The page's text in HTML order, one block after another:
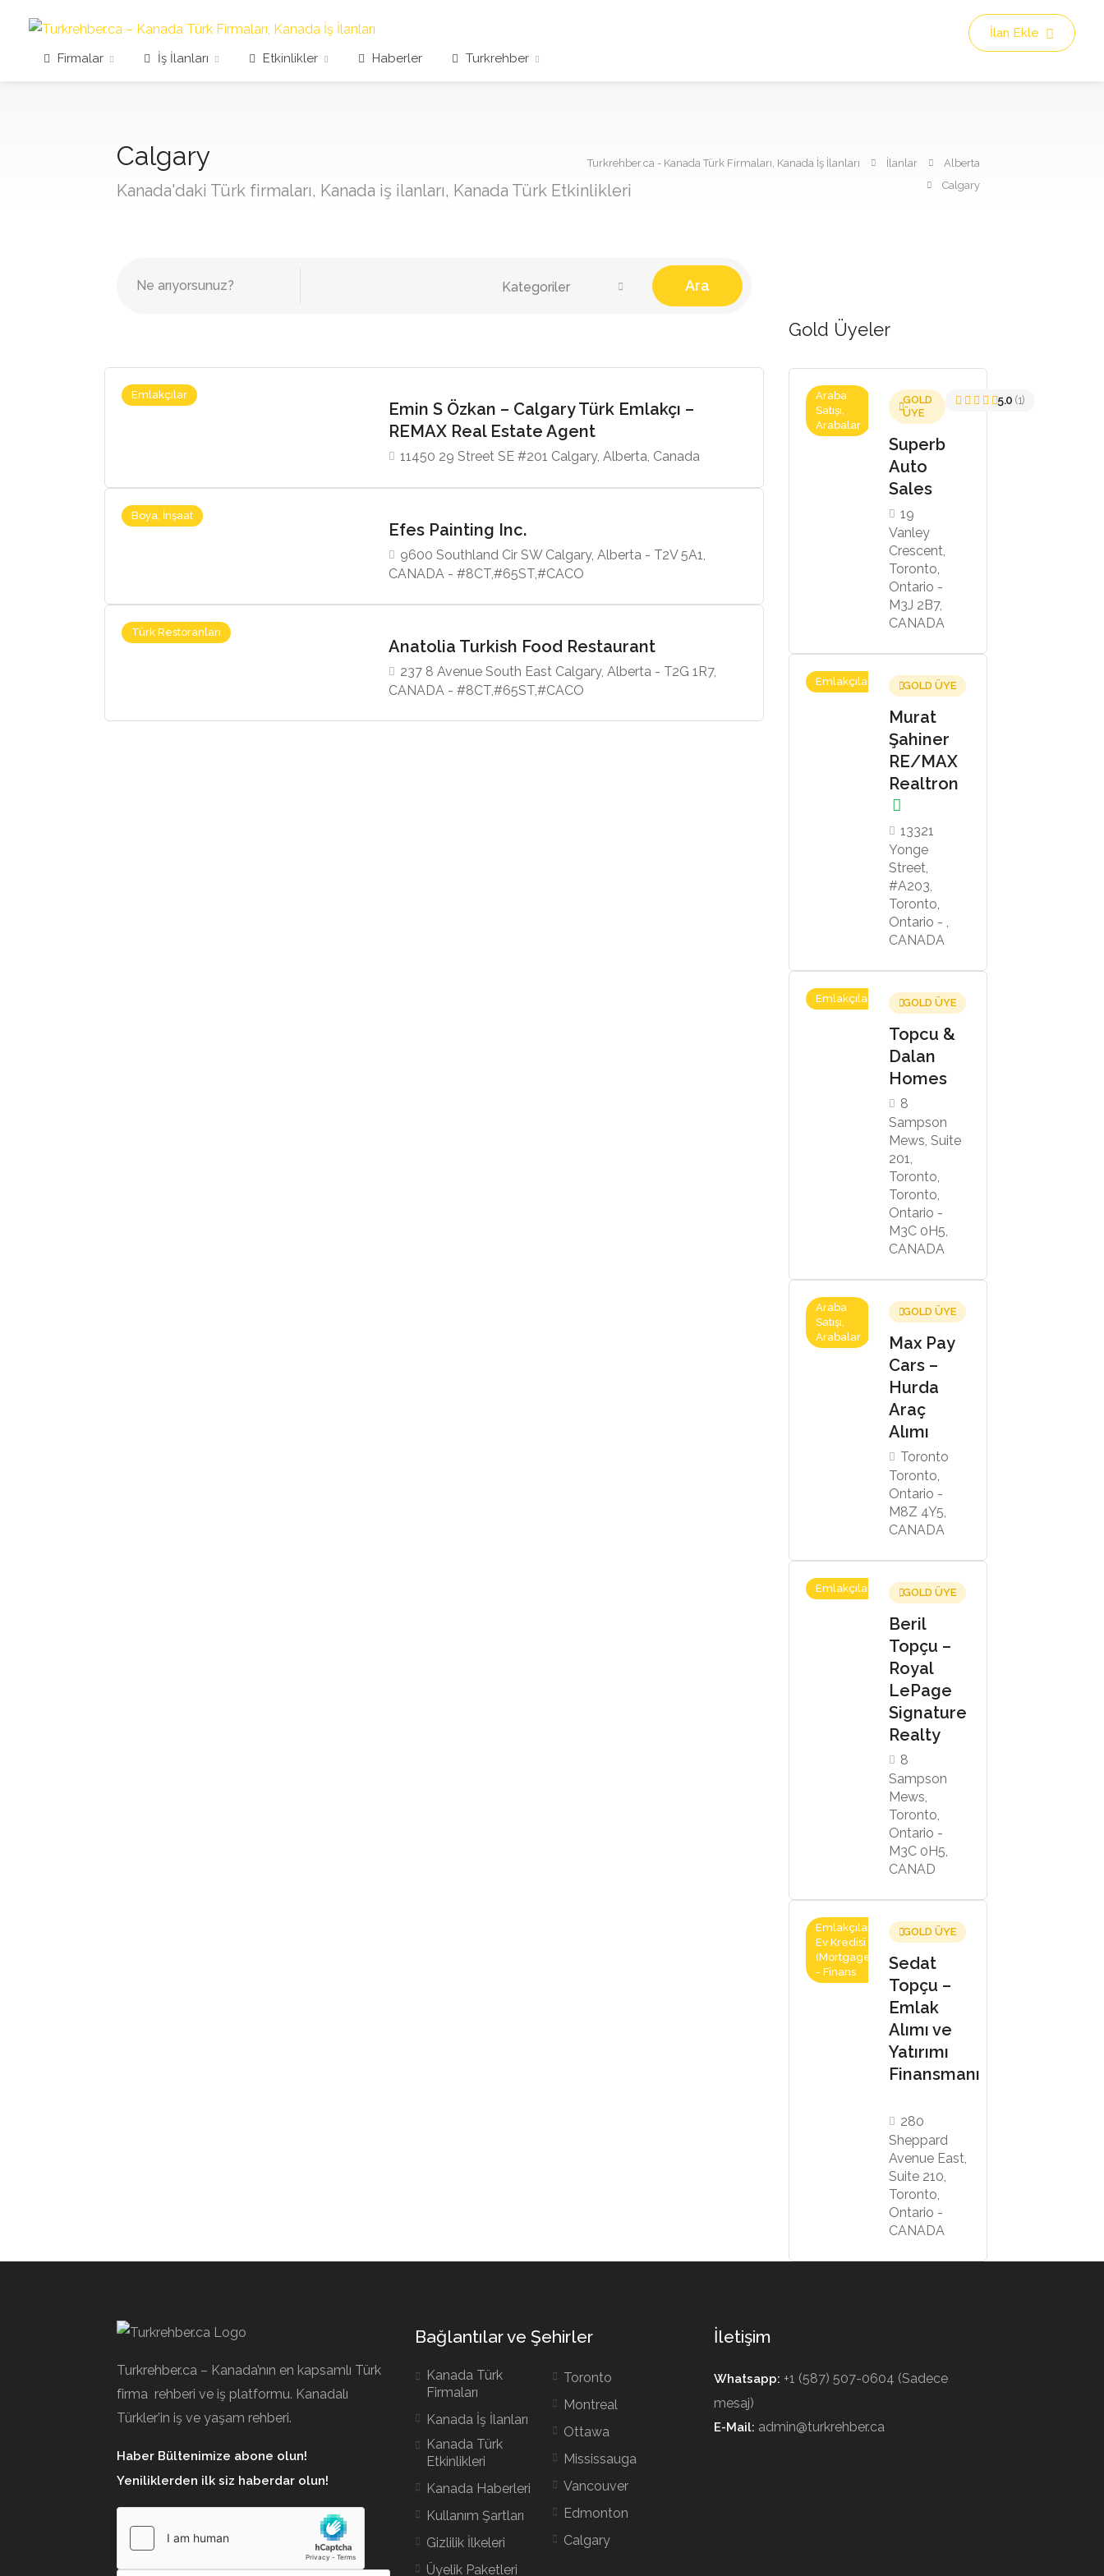
Firmalar İş İlanları Etkinlikler Haberler Turkrehber
İlan Ekle
Calgary
Kanada'daki Türk firmaları, Kanada iş ilanları, Kanada Türk Etkinlikleri
Turkrehber.ca - Kanada Türk Firmaları, Kanada İş İlanları İlanlar
Alberta
Calgary
Kategoriler Ara
Emlakçılar
Emin S Özkan – Calgary Türk Emlakçı –
REMAX Real Estate Agent
11450 29 Street SE #201 Calgary, Alberta, Canada
Boya, İnşaat
Efes Painting Inc.
9600 Southland Cir SW Calgary, Alberta - T2V 5A1,
CANADA - #8CT,#65ST,#CACO
Türk Restoranları
Anatolia Turkish Food Restaurant
237 8 Avenue South East Calgary, Alberta - T2G 1R7,
CANADA - #8CT,#65ST,#CACO
Gold Üyeler
Araba
Satışı,
Arabalar
GOLD
ÜYE
Superb
Auto
Sales
19
Vanley
Crescent,
Toronto,
Ontario -
M3J 2B7,
CANADA
5.0 (1)
Emlakçılar GOLD ÜYE
Murat
Şahiner
RE/MAX
Realtron
13321
Yonge
Street,
#A203,
Toronto,
Ontario - ,
CANADA
Emlakçılar GOLD ÜYE
Topcu &
Dalan
Homes
8
Sampson
Mews, Suite
201,
Toronto,
Toronto,
Ontario -
M3C 0H5,
CANADA
Araba
Satışı,
Arabalar
GOLD ÜYE
Max Pay
Cars –
Hurda
Araç
Alımı
Toronto
Toronto,
Ontario -
M8Z 4Y5,
CANADA
Emlakçılar GOLD ÜYE
Beril
Topçu –
Royal
LePage
Signature
Realty
8
Sampson
Mews,
Toronto,
Ontario -
M3C 0H5,
CANAD
Emlakçılar,
Ev Kredisi
(Mortgage)
- Finans
GOLD ÜYE
Sedat
Topçu –
Emlak
Alımı ve
Yatırımı
Finansmanı
280
Sheppard
Avenue East,
Suite 210,
Toronto,
Ontario -
CANADA
Turkrehber.ca – Kanada’nın en kapsamlı Türk
firma rehberi ve iş platformu. Kanadalı
Türkler’in iş ve yaşam rehberi.
Haber Bültenimize abone olun!
Yeniliklerden ilk siz haberdar olun!
Bağlantılar ve Şehirler
Kanada Türk
Firmaları
Kanada İş İlanları
Kanada Türk
Etkinlikleri
Kanada Haberleri
Kullanım Şartları
Gizlilik İlkeleri
Üyelik Paketleri
Toronto
Montreal
Ottawa
Mississauga
Vancouver
Edmonton
Calgary
İletişim
Whatsapp: +1 (587) 507-0604 (Sadece
mesaj)
E-Mail: admin@turkrehber.ca